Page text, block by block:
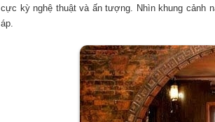
cực kỳ nghệ thuật và ấn tượng. Nhìn khung
áp.